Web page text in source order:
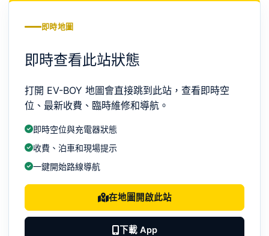
即時地圖
即時查看此站狀態
打開 EV-BOY 地圖會直接跳到此站，查看即時空
位、最新收費、臨時維修和導航。
即時空位與充電器狀態
收費、泊車和現場提示
一鍵開始路線導航
在地圖開啟此站
下載 App